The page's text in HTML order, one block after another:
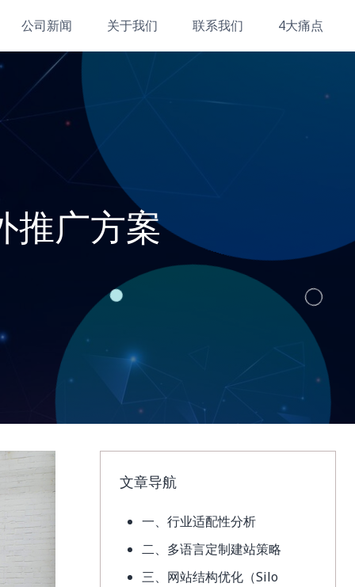
公司新闻 关于我们 联系我们 4大痛点
推广方案
文章导航
一、行业适配性分析
二、多语言定制建站策略
三、网站结构优化（Silo